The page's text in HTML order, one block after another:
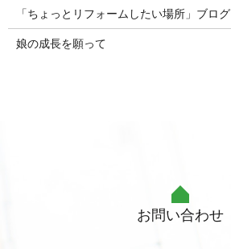
「ちょっとリフォームしたい場所」ブログ
娘の成長を願って
お問い合わせ